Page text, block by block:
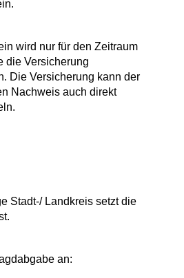
wird nur für den Zeitraum
die Versicherung
Die Versicherung kann der
Nachweis auch direkt
Stadt-/ Landkreis setzt die
an: